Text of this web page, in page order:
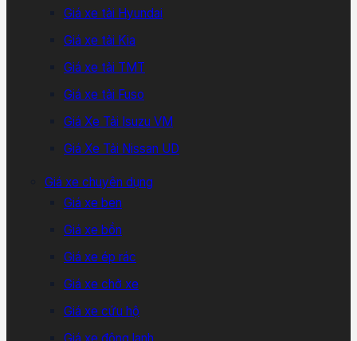
Giá xe tải Hyundai
Giá xe tải Kia
Giá xe tải TMT
Giá xe tải Fuso
Giá Xe Tải Isuzu VM
Giá Xe Tải Nissan UD
Giá xe chuyên dụng
Giá xe ben
Giá xe bồn
Giá xe ép rác
Giá xe chở xe
Giá xe cứu hộ